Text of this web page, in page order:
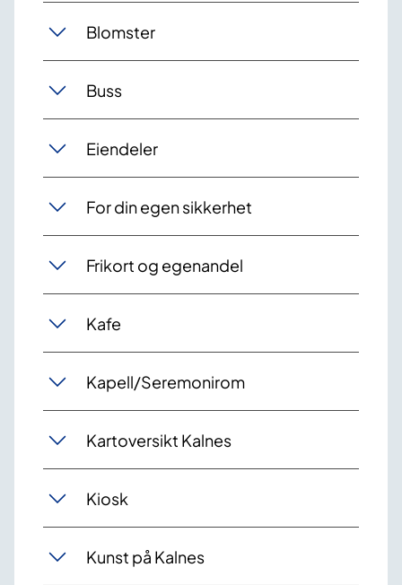
Blomster
Buss
Eiendeler
For din egen sikkerhet
Frikort og egenandel
Kafe
Kapell/Seremonirom
Kartoversikt Kalnes
Kiosk
Kunst på Kalnes